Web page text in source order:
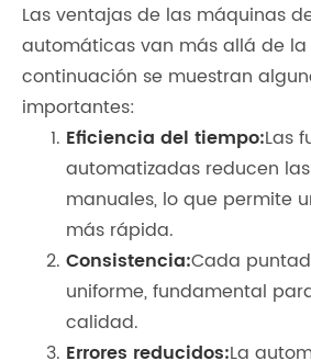
Las ventajas de las máquinas
automáticas van más allá de
continuación se muestran
importantes:
Eficiencia del tiempo:Las
automatizadas reducen
manuales, lo que permite
más rápida.
Consistencia:Cada
uniforme, fundamental
calidad.
Errores reducidos:La